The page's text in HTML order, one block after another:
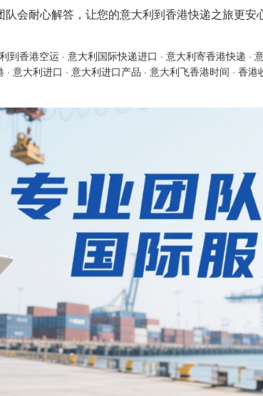
会耐心解答，让您的意大利到香港快递之旅更安
到香港空运 · 意大利国际快递进口 · 意大利寄香港快递 ·
· 意大利进口 · 意大利进口产品 · 意大利飞香港时间 · 香港